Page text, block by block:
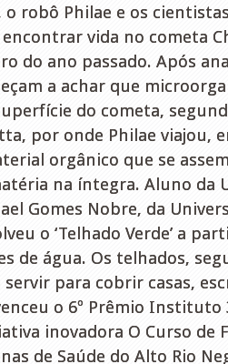
robô Philae e os
vida no cometa
do ano passado. Após
a achar que
do cometa,
por onde Philae viajou,
orgânico que se
na íntegra. Aluno da
Gomes Nobre, da
o ‘Telhado Verde’ a
de água. Os telhados,
servir para cobrir casas,
o 6º Prêmio
inovadora O Curso de
de Saúde do Alto Rio